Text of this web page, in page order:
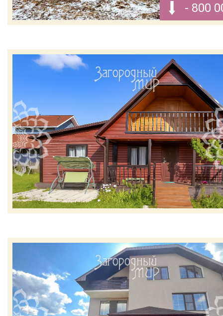
- 800